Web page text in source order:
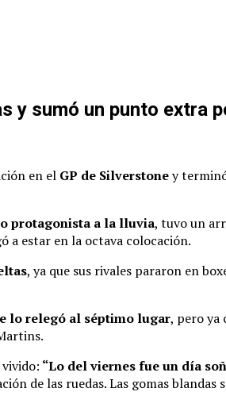
y sumó un punto extra
en el GP de Silverstoney
protagonista a la lluvia, tuvo un
a estar en la octava colocación.
, ya que sus rivales pararon en
lo relegó al séptimo lugar, pero ya
“Lo del viernes fue un día
de las ruedas. Las gomas